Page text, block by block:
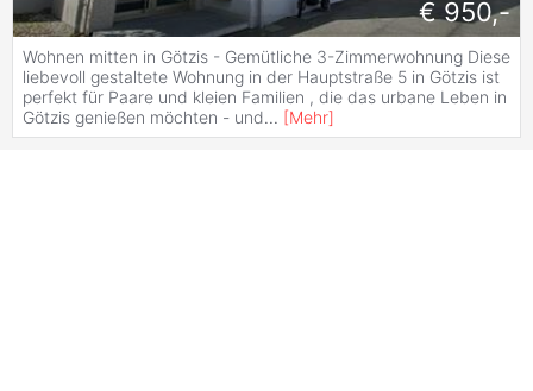
€ 950,-
Wohnen mitten in Götzis - Gemütliche 3-Zimmerwohnung Diese
liebevoll gestaltete Wohnung in der Hauptstraße 5 in Götzis ist
perfekt für Paare und kleien Familien , die das urbane Leben in
Götzis genießen möchten - und... [Mehr]